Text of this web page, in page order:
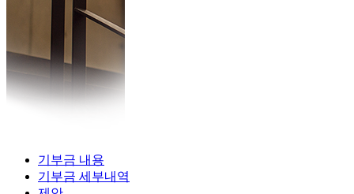
기부금 내용
기부금 세부내역